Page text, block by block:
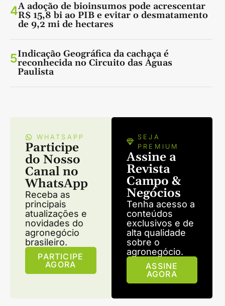
4A adoção de bioinsumos pode acrescentar
R$ 15,8 bi ao PIB e evitar o desmatamento
de 9,2 mi de hectares
5Indicação Geográfica da cachaça é
reconhecida no Circuito das Águas
Paulista
WHATSAPP
Participe
do Nosso
Canal no
WhatsApp
Receba as
principais
atualizações e
novidades do
agronegócio
brasileiro.
PARTICIPE
AGORA
SEJA
PREMIUM
Assine a
Revista
Campo &
Negócios
Tenha acesso a
conteúdos
exclusivos e de
alta qualidade
sobre o
agronegócio.
ASSINE
AGORA